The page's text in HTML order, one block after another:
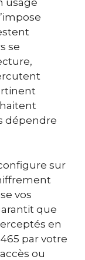
usage
se
dépendre
sur
vos
que
en
par votre
ou